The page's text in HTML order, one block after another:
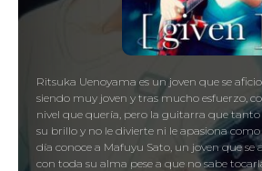
Ritsuka Uenoyama es un joven que se
siendo muy joven y tras mucho esfuerzo,
nivel que quería, pero la guitarra que
su brillo y no le divierte ni le apasiona
día conoce a Mafuyu Sato, un joven que
con toda su alma pese a que no sabe